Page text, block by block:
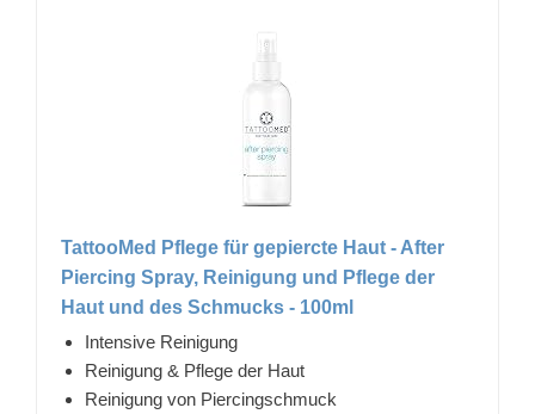
TattooMed Pflege für gepiercte Haut - After
Piercing Spray, Reinigung und Pflege der
Haut und des Schmucks - 100ml
Intensive Reinigung
Reinigung & Pflege der Haut
Reinigung von Piercingschmuck